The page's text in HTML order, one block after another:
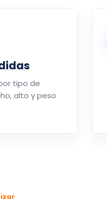
tipo de
alto y peso